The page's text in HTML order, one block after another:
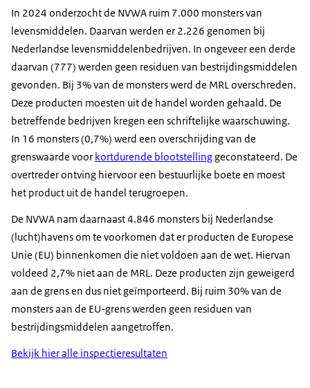
In 2024 onderzocht de NVWA ruim 7.000 monsters van
levensmiddelen. Daarvan werden er 2.226 genomen bij
Nederlandse levensmiddelenbedrijven. In ongeveer een derde
daarvan (777) werden geen residuen van bestrijdingsmiddelen
gevonden. Bij 3% van de monsters werd de MRL overschreden.
Deze producten moesten uit de handel worden gehaald. De
betreffende bedrijven kregen een schriftelijke waarschuwing.
In 16 monsters (0,7%) werd een overschrijding van de
grenswaarde voor kortdurende blootstellinggeconstateerd. De
overtreder ontving hiervoor een bestuurlijke boete en moest
het product uit de handel terugroepen.
De NVWA nam daarnaast 4.846 monsters bij Nederlandse
(lucht)havens om te voorkomen dat er producten de Europese
Unie (EU) binnenkomen die niet voldoen aan de wet. Hiervan
voldeed 2,7% niet aan de MRL. Deze producten zijn geweigerd
aan de grens en dus niet geïmporteerd. Bij ruim 30% van de
monsters aan de EU-grens werden geen residuen van
bestrijdingsmiddelen aangetroffen.
Bekijk hier alle inspectieresultaten